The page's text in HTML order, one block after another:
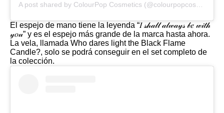
A post shared by ColourPop Cosmetics (@colourpopcosmetics)
El espejo de mano tiene la leyenda “𝐼 𝓈𝒽𝒶𝓁𝓁 𝒶𝓁𝓌𝒶𝓎𝓈 𝒷𝑒 𝓌𝒾𝓉𝒽
𝓎𝑜𝓊” y es el espejo más grande de la marca hasta ahora.
La vela, llamada Who dares light the Black Flame
Candle?, solo se podrá conseguir en el set completo de
la colección.